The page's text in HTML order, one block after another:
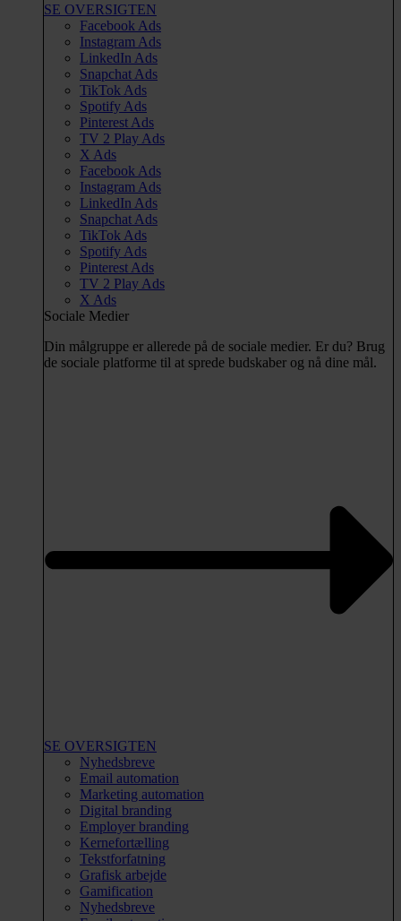
SE OVERSIGTEN
Facebook Ads
Instagram Ads
LinkedIn Ads
Snapchat Ads
TikTok Ads
Spotify Ads
Pinterest Ads
TV 2 Play Ads
X Ads
Facebook Ads
Instagram Ads
LinkedIn Ads
Snapchat Ads
TikTok Ads
Spotify Ads
Pinterest Ads
TV 2 Play Ads
X Ads
Sociale Medier
Din målgruppe er allerede på de sociale medier. Er du? Brug
de sociale platforme til at sprede budskaber og nå dine mål.
SE OVERSIGTEN
Nyhedsbreve
Email automation
Marketing automation
Digital branding
Employer branding
Kernefortælling
Tekstforfatning
Grafisk arbejde
Gamification
Nyhedsbreve